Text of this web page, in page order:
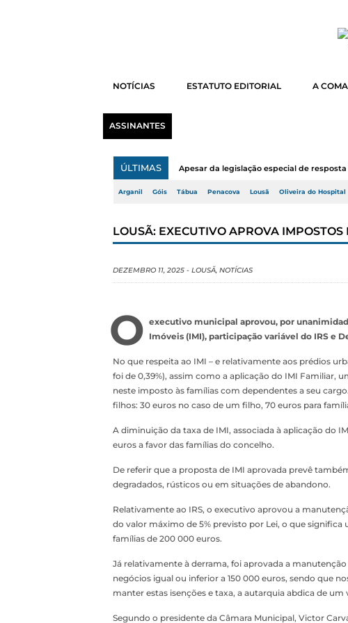
NOTÍCIAS ESTATUTO EDITORIAL A
ASSINANTES
ÚLTIMAS Apesar da legislação especial de
Arganil Góis Tábua Penacova Lousã Oliveira do Hospital
LOUSÃ: EXECUTIVO APROVA
DEZEMBRO 11, 2025 - LOUSÃ, NOTÍCIAS
O executivo municipal aprovou, por
Imóveis (IMI), participação variável do IRS e
No que respeita ao IMI – e relativamente aos prédios
foi de 0,39%), assim como a aplicação do IMI Familiar,
neste imposto às famílias com dependentes a seu
filhos: 30 euros no caso de um filho, 70 euros para
A diminuição da taxa de IMI, associada à aplicação do
euros a favor das famílias do concelho.
De referir que a proposta de IMI aprovada prevê
degradados, rústicos ou em situações de abandono.
Relativamente ao IRS, o executivo aprovou a
do valor máximo de 5% previsto por Lei, o que
famílias de 200 000 euros.
Já relativamente à derrama, foi aprovada a
negócios igual ou inferior a 150 000 euros, sendo que
manter estas isenções e taxa, a autarquia abdica de
Segundo o presidente da Câmara Municipal, Victor